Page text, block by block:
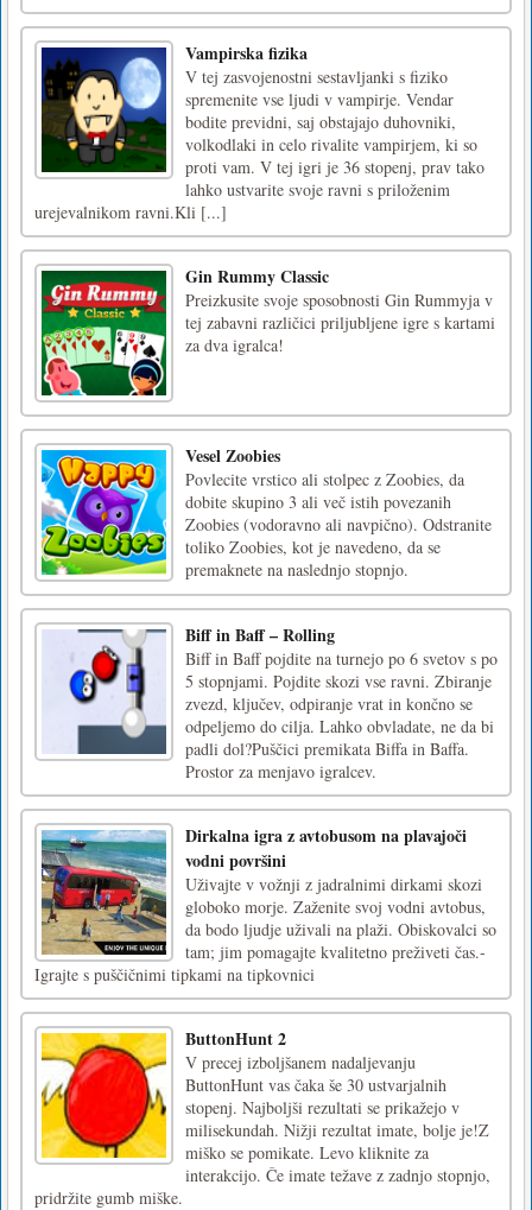
Vampirska fizika
V tej zasvojenostni sestavljanki s fiziko
spremenite vse ljudi v vampirje. Vendar
bodite previdni, saj obstajajo duhovniki,
volkodlaki in celo rivalite vampirjem, ki so
proti vam. V tej igri je 36 stopenj, prav tako
lahko ustvarite svoje ravni s priloženim
urejevalnikom ravni.Kli [...]
Gin Rummy Classic
Preizkusite svoje sposobnosti Gin Rummyja v
tej zabavni različici priljubljene igre s kartami
za dva igralca!
Vesel Zoobies
Povlecite vrstico ali stolpec z Zoobies, da
dobite skupino 3 ali več istih povezanih
Zoobies (vodoravno ali navpično). Odstranite
toliko Zoobies, kot je navedeno, da se
premaknete na naslednjo stopnjo.
Biff in Baff – Rolling
Biff in Baff pojdite na turnejo po 6 svetov s po
5 stopnjami. Pojdite skozi vse ravni. Zbiranje
zvezd, ključev, odpiranje vrat in končno se
odpeljemo do cilja. Lahko obvladate, ne da bi
padli dol?Puščici premikata Biffa in Baffa.
Prostor za menjavo igralcev.
Dirkalna igra z avtobusom na plavajoči
vodni površini
Uživajte v vožnji z jadralnimi dirkami skozi
globoko morje. Zaženite svoj vodni avtobus,
da bodo ljudje uživali na plaži. Obiskovalci so
tam; jim pomagajte kvalitetno preživeti čas.-
Igrajte s puščičnimi tipkami na tipkovnici
ButtonHunt 2
V precej izboljšanem nadaljevanju
ButtonHunt vas čaka še 30 ustvarjalnih
stopenj. Najboljši rezultati se prikažejo v
milisekundah. Nižji rezultat imate, bolje je!Z
miško se pomikate. Levo kliknite za
interakcijo. Če imate težave z zadnjo stopnjo,
pridržite gumb miške.